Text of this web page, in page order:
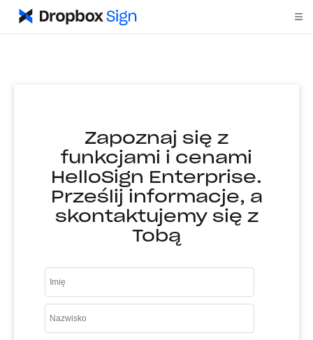
Zapoznaj się z
funkcjami i cenami
HelloSign Enterprise.
Prześlij informacje, a
skontaktujemy się z
Tobą